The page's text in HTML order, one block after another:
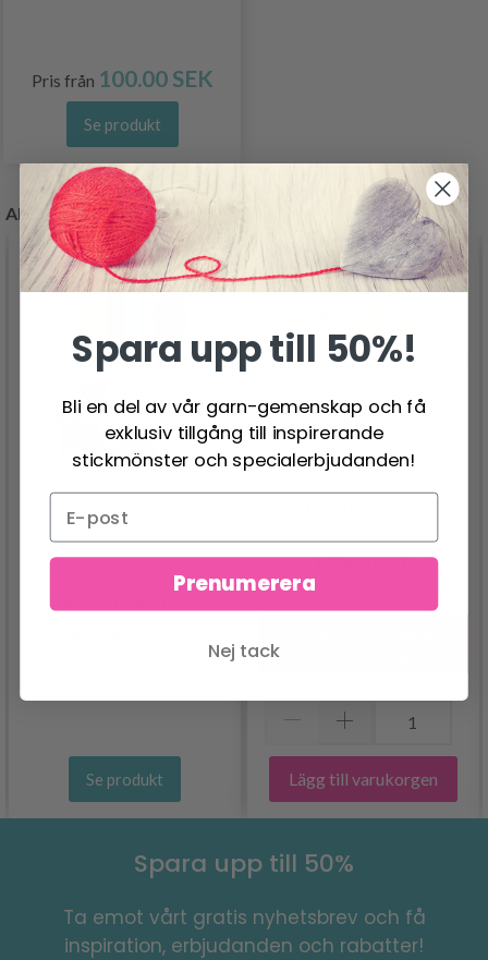
Pris från 100.00 SEK
Se produkt
ANDRA KÖPTE OCKSÅ
- 10%
Se produkt
JULKLOCKOR GULD
MIX, 16 ST
17.95 SEK 29.95 SEK
Lägg till varukorgen
Spara upp till 50%
Ta emot vårt gratis nyhetsbrev och få
inspiration, erbjudanden och rabatter!
Spara upp till 50%!
Bli en del av vår garn-gemenskap och få
exklusiv tillgång till inspirerande
stickmönster och specialerbjudanden!
Prenumerera
Nej tack